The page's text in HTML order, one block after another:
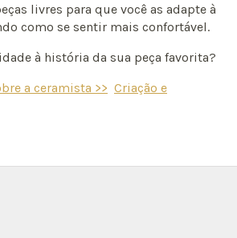
livres para que você as adapte à
como se sentir mais confortável.
à história da sua peça favorita?
a ceramista >> Criação e